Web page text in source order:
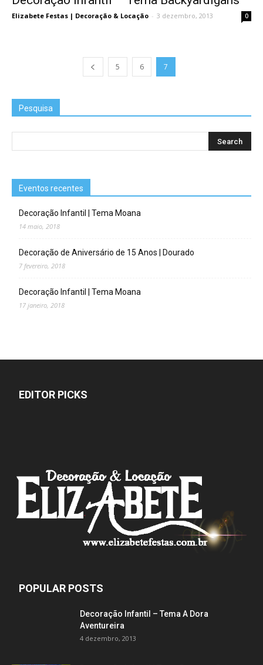
Elizabete Festas | Decoração & Locação - 3 dezembro, 2013 0
5 6 7
Pesquisa
Eventos recentes
Decoração Infantil | Tema Moana
14 maio, 2018
Decoração de Aniversário de 15 Anos | Dourado
7 fevereiro, 2018
Decoração Infantil | Tema Moana
17 janeiro, 2018
EDITOR PICKS
POPULAR POSTS
Decoração Infantil – Tema A Dora
Aventureira
4 dezembro, 2013